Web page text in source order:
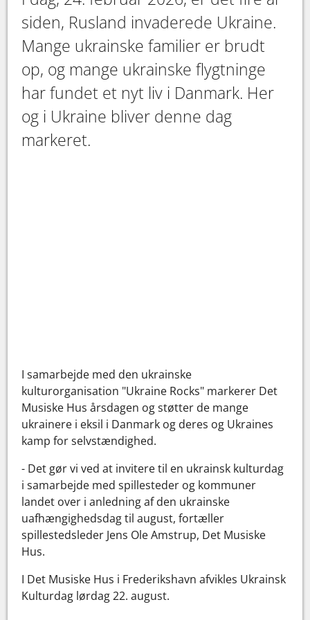
siden, Rusland invaderede Ukraine.
Mange ukrainske familier er brudt
op, og mange ukrainske flygtninge
har fundet et nyt liv i Danmark. Her
og i Ukraine bliver denne dag
markeret.
I samarbejde med den ukrainske
kulturorganisation "Ukraine Rocks" markerer Det
Musiske Hus årsdagen og støtter de mange
ukrainere i eksil i Danmark og deres og Ukraines
kamp for selvstændighed.
- Det gør vi ved at invitere til en ukrainsk kulturdag
i samarbejde med spillesteder og kommuner
landet over i anledning af den ukrainske
uafhængighedsdag til august, fortæller
spillestedsleder Jens Ole Amstrup, Det Musiske
Hus.
I Det Musiske Hus i Frederikshavn afvikles Ukrainsk
Kulturdag lørdag 22. august.